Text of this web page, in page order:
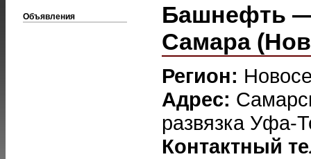
Объявления
Башнефть —
Самара
Регион:
Адрес:
развязка Уфа-
Контактный